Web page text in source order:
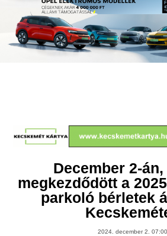
December 2-
megkezdődött a
parkoló bérletek
2024. december 2. 07:00